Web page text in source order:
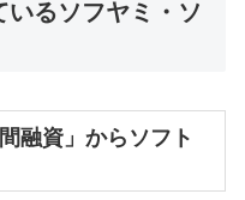
るソフヤミ・ソ
融資」からソフト